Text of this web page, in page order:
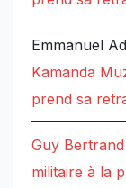
Emmanuel
Kamanda
prend sa
Guy
militaire à la